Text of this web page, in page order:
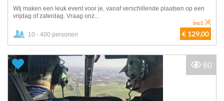
Wij maken een leuk event voor je, vanaf verschillende plaatsen op een
vrijdag of zaterdag. Vraag onz...
10 - 400 personen € 129,00
incl.
60